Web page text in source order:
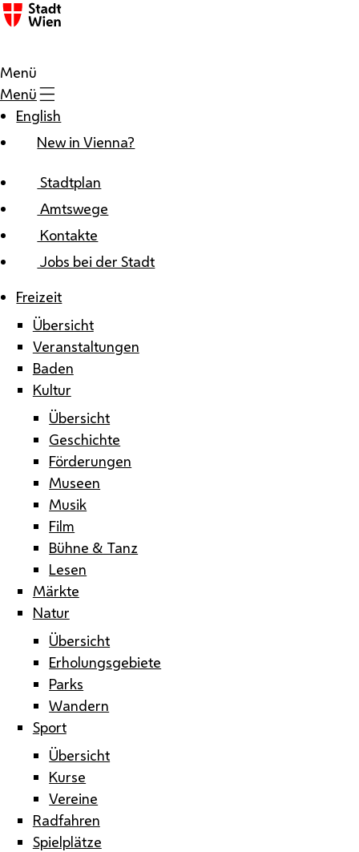
Zum Inhalt
Menü
Menü
English
New in Vienna?
Stadtplan
Amtswege
Kontakte
Jobs bei der Stadt
Freizeit
Übersicht
Veranstaltungen
Baden
Kultur
Übersicht
Geschichte
Förderungen
Museen
Musik
Film
Bühne & Tanz
Lesen
Märkte
Natur
Übersicht
Erholungsgebiete
Parks
Wandern
Sport
Übersicht
Kurse
Vereine
Radfahren
Spielplätze